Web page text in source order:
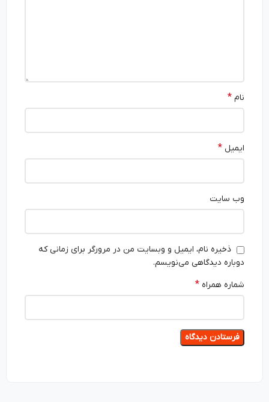
ایمیل*
وب‌ سایت
ذخیره نام، ایمیل و وبسایت من در مرورگر برای زمانی که
دوباره دیدگاهی می‌نویسم.
شماره همراه*